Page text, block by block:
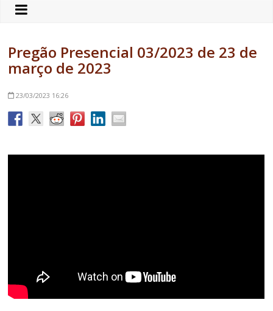
Pregão Presencial 03/2023 de 23 de
março de 2023
23/03/2023 16:26